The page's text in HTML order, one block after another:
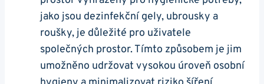
jako jsou dezinfekční gely, ubrousky a
roušky, je důležité pro⁢ uživatele
společných prostor. Tímto způsobem je jim
umožněno⁢ udržovat vysokou úroveň osobní